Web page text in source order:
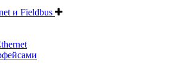
и Fieldbus